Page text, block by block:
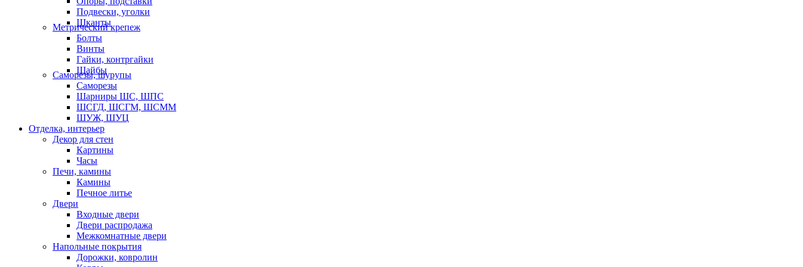
Подвески, уголки
Шканты
Метрический крепеж
Болты
Винты
Гайки, контргайки
Шайбы
Саморезы, шурупы
Саморезы
Шарниры ШС, ШПС
ШСГД, ШСГМ, ШСММ
ШУЖ, ШУЦ
Отделка, интерьер
Декор для стен
Картины
Часы
Печи, камины
Камины
Печное литье
Двери
Входные двери
Двери распродажа
Межкомнатные двери
Напольные покрытия
Дорожки, ковролин